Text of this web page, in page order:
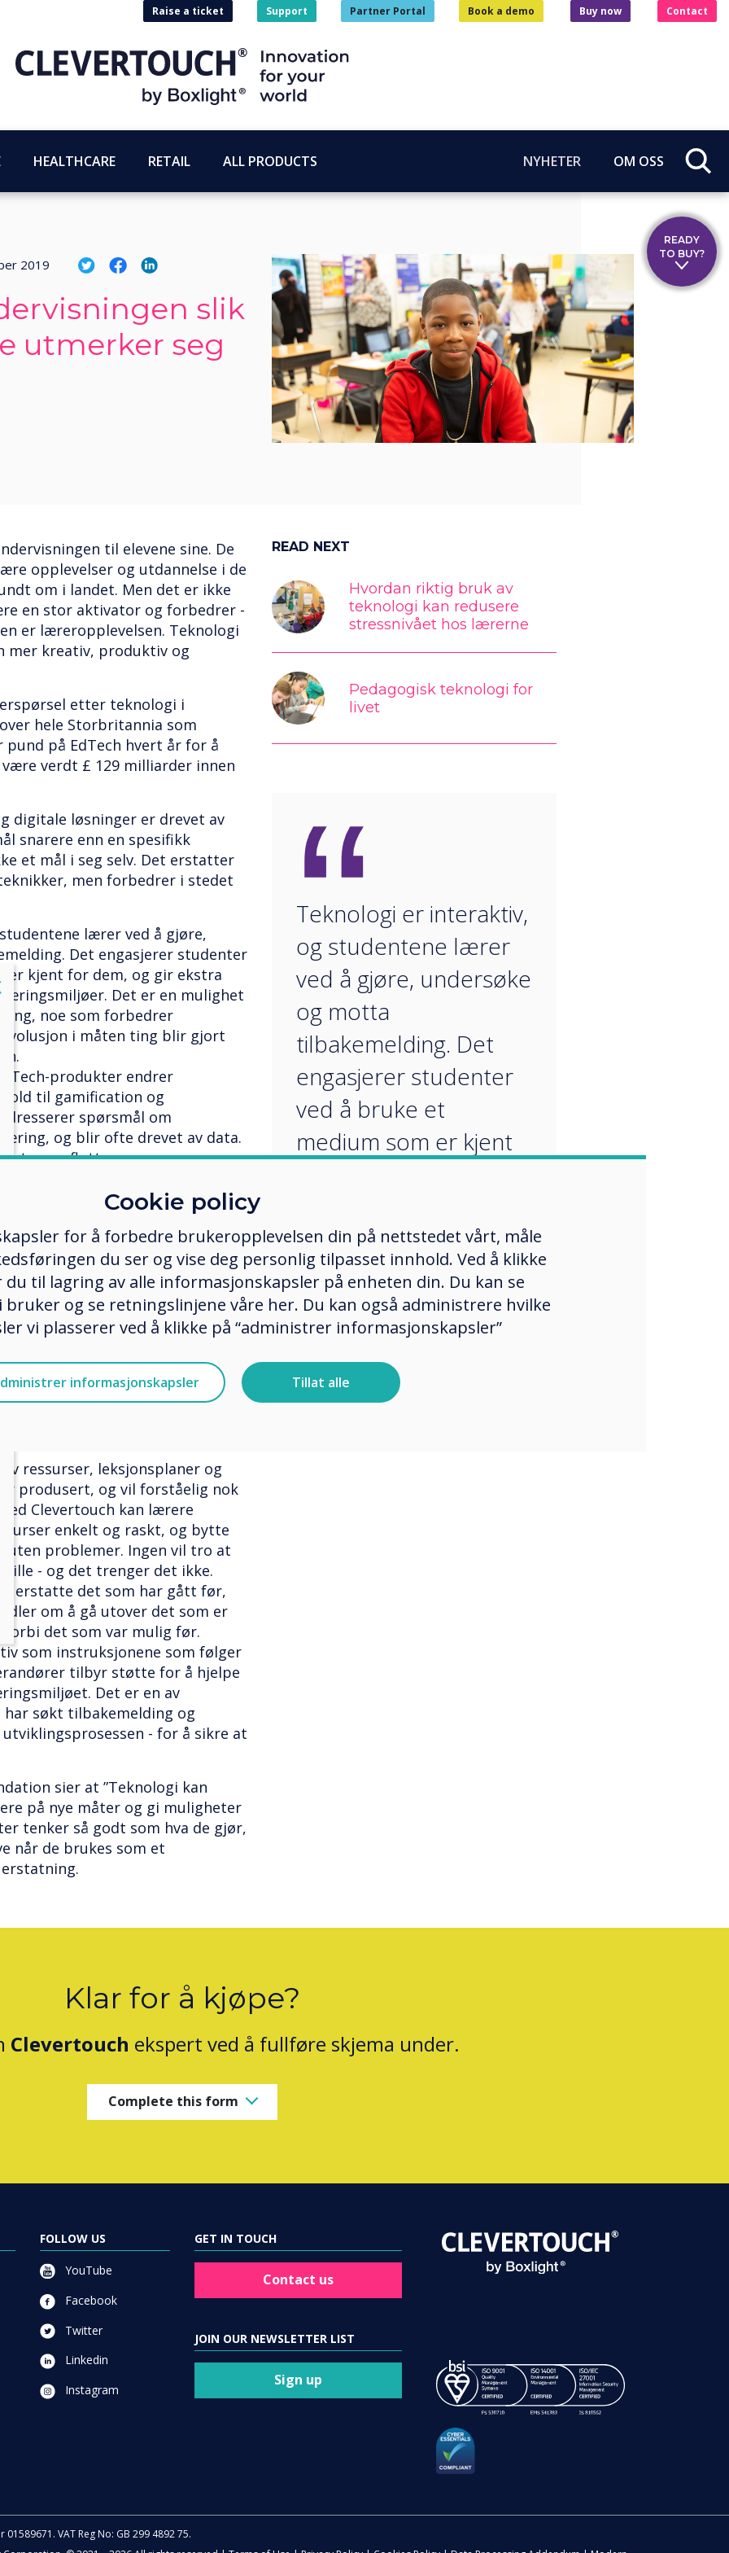
Raise a ticket Support Partner Portal Book a demo Buy now Contact
HEALTHCARE RETAIL ALL PRODUCTS NYHETER OM OSS
2019
slik
utmerker seg
til elevene sine. De
opplevelser og utdannelse i de
om i landet. Men det er ikke
en stor aktivator og forbedrer -
er læreropplevelsen. Teknologi
mer kreativ, produktiv og
etter teknologi i
hele Storbritannia som
på EdTech hvert år for å
verdt £ 129 milliarder innen
digitale løsninger er drevet av
snarere enn en spesifikk
et mål i seg selv. Det erstatter
men forbedrer i stedet
lærer ved å gjøre,
Det engasjerer studenter
er kjent for dem, og gir ekstra
læringsmiljøer. Det er en mulighet
noe som forbedrer
i måten ting blir gjort
produkter endrer
til gamification og
spørsmål om
læring, og blir ofte drevet av data.
noen flotte nye
lærere fra begrensningene med
og tilby verktøyene og
elevene å utmerke seg.
enkeltpersoner å engasjere
for dem, betyr at studentene
støttet av ekspertkunnskap
Vi ser i økende grad at
er ikke bare
men resultatene
ressurser, leksjonsplaner og
produsert, og vil forståelig nok
Clevertouch kan lærere
enkelt og raskt, og bytte
uten problemer. Ingen vil tro at
- og det trenger det ikke.
erstatte det som har gått før,
om å gå utover det som er
det som var mulig før.
som instruksjonene som følger
tilbyr støtte for å hjelpe
Det er en av
søkt tilbakemelding og
- for å sikre at
sier at ”Teknologi kan
på nye måter og gi muligheter
tenker så godt som hva de gjør,
når de brukes som et
READ NEXT
Hvordan riktig bruk av
teknologi kan redusere
stressnivået hos lærerne
Pedagogisk teknologi for
livet
“
Teknologi er interaktiv,
og studentene lærer
ved å gjøre, undersøke
og motta
tilbakemelding. Det
engasjerer studenter
ved å bruke et
medium som er kjent
positive læringsmiljøer.
"
Klar for å kjøpe?
Clevertouch ekspert ved å fullføre skjema under.
Complete this form
FOLLOW US
YouTube
Facebook
Twitter
Linkedin
Instagram
GET IN TOUCH
Contact us
JOIN OUR NEWSLETTER LIST
Sign up
VAT Reg No: GB 299 4892 75.
READY
TO BUY?
Cookie policy
for å forbedre brukeropplevelsen din på nettstedet vårt, måle
du ser og vise deg personlig tilpasset innhold. Ved å klikke
du til lagring av alle informasjonskapsler på enheten din. Du kan se
og se retningslinjene våre her. Du kan også administrere hvilke
vi plasserer ved å klikke på “administrer informasjonskapsler”
informasjonskapsler Tillat alle